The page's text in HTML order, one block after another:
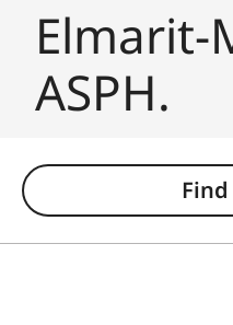
Elmarit-
ASPH.